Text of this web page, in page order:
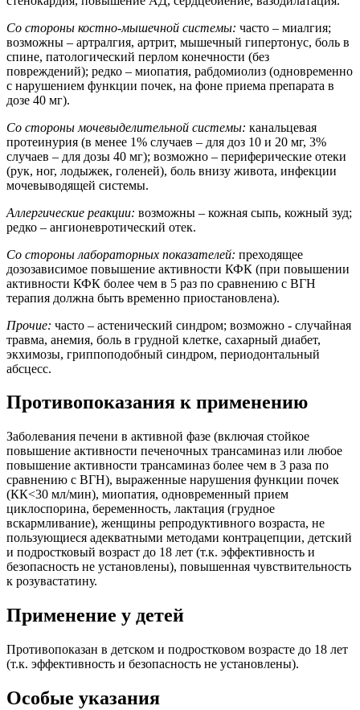
Со стороны костно-мышечной системы: часто – миалгия;
возможны – артралгия, артрит, мышечный гипертонус, боль в
спине, патологический перлом конечности (без
повреждений); редко – миопатия, рабдомиолиз (одновременно
с нарушением функции почек, на фоне приема препарата в
дозе 40 мг).
Со стороны мочевыделительной системы: канальцевая
протеинурия (в менее 1% случаев – для доз 10 и 20 мг, 3%
случаев – для дозы 40 мг); возможно – периферические отеки
(рук, ног, лодыжек, голеней), боль внизу живота, инфекции
мочевыводящей системы.
Аллергические реакции: возможны – кожная сыпь, кожный зуд;
редко – ангионевротический отек.
Со стороны лабораторных показателей: преходящее
дозозависимое повышение активности КФК (при повышении
активности КФК более чем в 5 раз по сравнению с ВГН
терапия должна быть временно приостановлена).
Прочие: часто – астенический синдром; возможно - случайная
травма, анемия, боль в грудной клетке, сахарный диабет,
экхимозы, гриппоподобный синдром, периодонтальный
абсцесс.
Противопоказания к применению
Заболевания печени в активной фазе (включая стойкое
повышение активности печеночных трансаминаз или любое
повышение активности трансаминаз более чем в 3 раза по
сравнению с ВГН), выраженные нарушения функции почек
(КК<30 мл/мин), миопатия, одновременный прием
циклоспорина, беременность, лактация (грудное
вскармливание), женщины репродуктивного возраста, не
пользующиеся адекватными методами контрацепции, детский
и подростковый возраст до 18 лет (т.к. эффективность и
безопасность не установлены), повышенная чувствительность
к розувастатину.
Применение у детей
Противопоказан в детском и подростковом возрасте до 18 лет
(т.к. эффективность и безопасность не установлены).
Особые указания